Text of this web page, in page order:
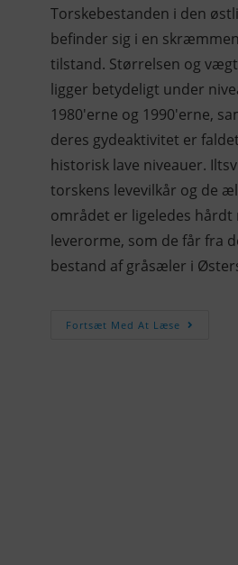
Torskebestanden i den
befinder sig i en
tilstand. Størrelsen og
ligger betydeligt under
1980'erne og 1990'erne,
deres gydeaktivitet er
historisk lave niveauer.
torskens levevilkår og de
området er ligeledes hårdt
leverorme, som de får fra
bestand af gråsæler i
Fortsæt Med At Læse